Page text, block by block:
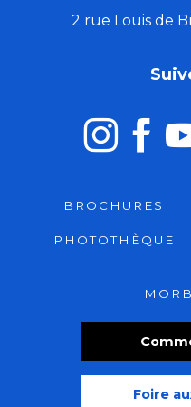
2 rue Louis de
Foire
BROCHURES
PHOTOTHÈQUE